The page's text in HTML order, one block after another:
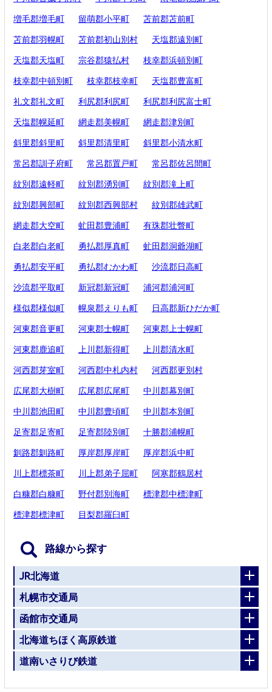
増毛郡増毛町 留萌郡小平町 苫前郡苫前町
苫前郡羽幌町 苫前郡初山別村 天塩郡遠別町
天塩郡天塩町 宗谷郡猿払村 枝幸郡浜頓別町
枝幸郡中頓別町 枝幸郡枝幸町 天塩郡豊富町
礼文郡礼文町 利尻郡利尻町 利尻郡利尻富士町
天塩郡幌延町 網走郡美幌町 網走郡津別町
斜里郡斜里町 斜里郡清里町 斜里郡小清水町
常呂郡訓子府町 常呂郡置戸町 常呂郡佐呂間町
紋別郡遠軽町 紋別郡湧別町 紋別郡滝上町
紋別郡興部町 紋別郡西興部村 紋別郡雄武町
網走郡大空町 虻田郡豊浦町 有珠郡壮瞥町
白老郡白老町 勇払郡厚真町 虻田郡洞爺湖町
勇払郡安平町 勇払郡むかわ町 沙流郡日高町
沙流郡平取町 新冠郡新冠町 浦河郡浦河町
様似郡様似町 幌泉郡えりも町 日高郡新ひだか町
河東郡音更町 河東郡士幌町 河東郡上士幌町
河東郡鹿追町 上川郡新得町 上川郡清水町
河西郡芽室町 河西郡中札内村 河西郡更別村
広尾郡大樹町 広尾郡広尾町 中川郡幕別町
中川郡池田町 中川郡豊頃町 中川郡本別町
足寄郡足寄町 足寄郡陸別町 十勝郡浦幌町
釧路郡釧路町 厚岸郡厚岸町 厚岸郡浜中町
川上郡標茶町 川上郡弟子屈町 阿寒郡鶴居村
白糠郡白糠町 野付郡別海町 標津郡中標津町
標津郡標津町 目梨郡羅臼町
路線から探す
JR北海道
札幌市交通局
函館市交通局
北海道ちほく高原鉄道
道南いさりび鉄道